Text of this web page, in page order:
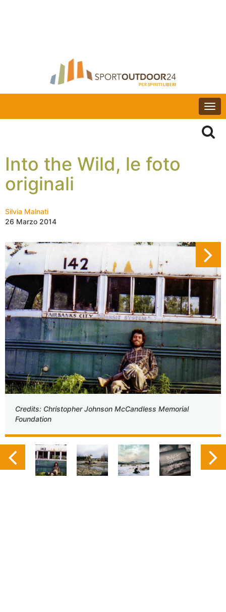
Into the Wild, le foto
originali
Silvia Malnati
26 Marzo 2014
Credits: Christopher Johnson McCandless Memorial
Foundation